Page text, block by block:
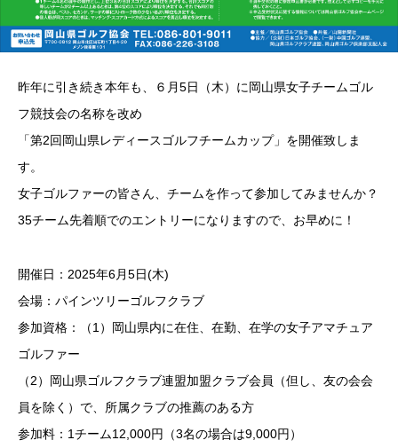
昨年に引き続き本年も、６月5日（木）に岡山県女子チームゴル
フ競技会の名称を改め
「第2回岡山県レディースゴルフチームカップ」を開催致しま
す。
女子ゴルファーの皆さん、チームを作って参加してみませんか？
35チーム先着順でのエントリーになりますので、お早めに！
開催日：2025年6月5日(木)
会場：パインツリーゴルフクラブ
参加資格：（1）岡山県内に在住、在勤、在学の女子アマチュア
ゴルファー
（2）岡山県ゴルフクラブ連盟加盟クラブ会員（但し、友の会会
員を除く）で、所属クラブの推薦のある方
参加料：1チーム12,000円（3名の場合は9,000円）